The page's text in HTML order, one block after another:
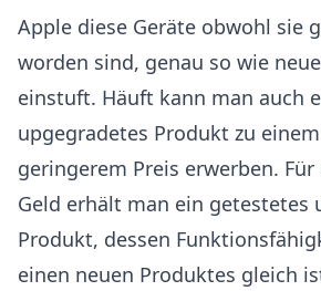
Apple diese Geräte obwohl sie
worden sind, genau so wie
einstuft. Häuft kann man auch
upgegradetes Produkt zu
geringerem Preis erwerben.
Geld erhält man ein getestetes
Produkt, dessen
einen neuen Produktes gleich